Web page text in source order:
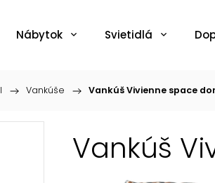
Nábytok Svietidlá
/ Vankúše / Vankúš Vivienne space
Vankúš